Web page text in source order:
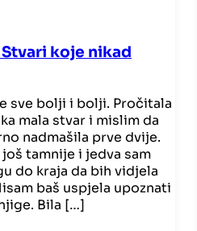
Stvari koje nikad
sve bolji i bolji. Pročitala
mala stvar i mislim da
nadmašila prve dvije.
tamnije i jedva sam
do kraja da bih vidjela
baš uspjela upoznati
Bila […]